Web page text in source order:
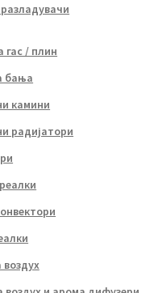
гас / плин
бања
камини
радијатори